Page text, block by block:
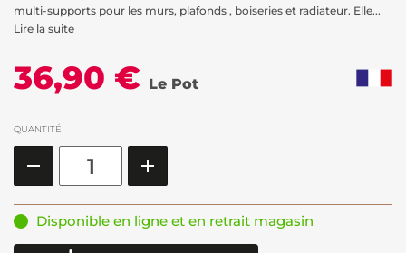
multi-supports pour les murs, plafonds , boiseries et radiateur. Elle...
Lire la suite
36,90 € Le Pot
QUANTITÉ
Disponible en ligne et en retrait magasin